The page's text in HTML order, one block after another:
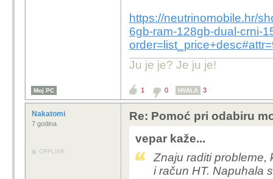
https://neutrinomobile.hr/
6gb-ram-128gb-dual-crni-
Ju je je? Je ju je!
Moj PC 1 0 HVALA 3
Nakatomi
7 godina
OFFLINE
Re: Pomoć pri odabiru
vepar kaže...
Znaju raditi probleme,
i račun HT. Napuhala